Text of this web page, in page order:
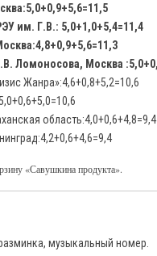
им. Г.В.: 5,0+1,0+5,4=11,4
Ломоносова, Москва
Жанра»:4,6+0,8+5,2=10,6
область:4,0+0,6+4,8=9,4
«Савушкина продукта».
музыкальный номер.